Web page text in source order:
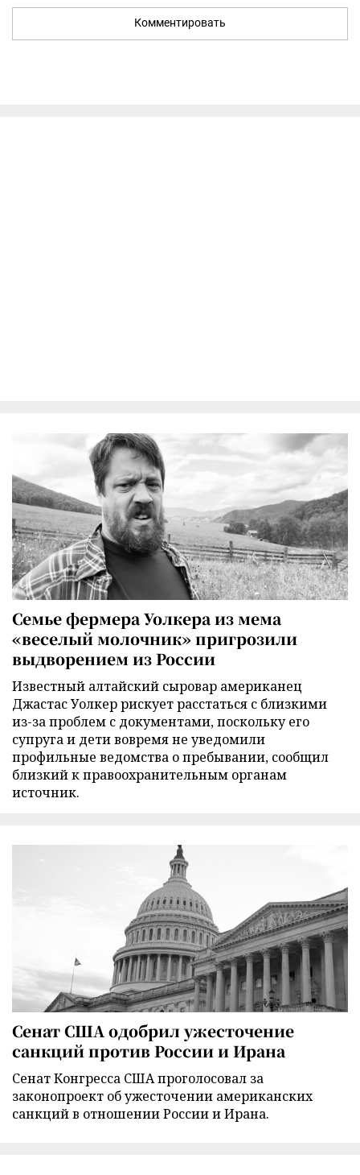
Комментировать
Семье фермера Уолкера из мема
«веселый молочник» пригрозили
выдворением из России
Известный алтайский сыровар американец
Джастас Уолкер рискует расстаться с близкими
из-за проблем с документами, поскольку его
супруга и дети вовремя не уведомили
профильные ведомства о пребывании, сообщил
близкий к правоохранительным органам
источник.
Сенат США одобрил ужесточение
санкций против России и Ирана
Сенат Конгресса США проголосовал за
законопроект об ужесточении американских
санкций в отношении России и Ирана.